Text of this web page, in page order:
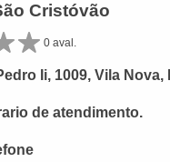
Cristóvão
0 aval.
Ii, 1009, Vila Nova,
de atendimento.